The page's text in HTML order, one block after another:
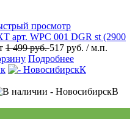
просмотр
арт. WPC 001 DGR st (2900
1 499 руб.517 руб. / м.п.
Подробнее
К
В